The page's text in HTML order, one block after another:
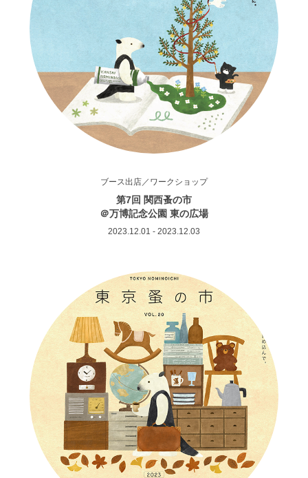
ブース出店／ワークショップ
第7回 関西蚤の市
＠万博記念公園 東の広場
2023.12.01 - 2023.12.03